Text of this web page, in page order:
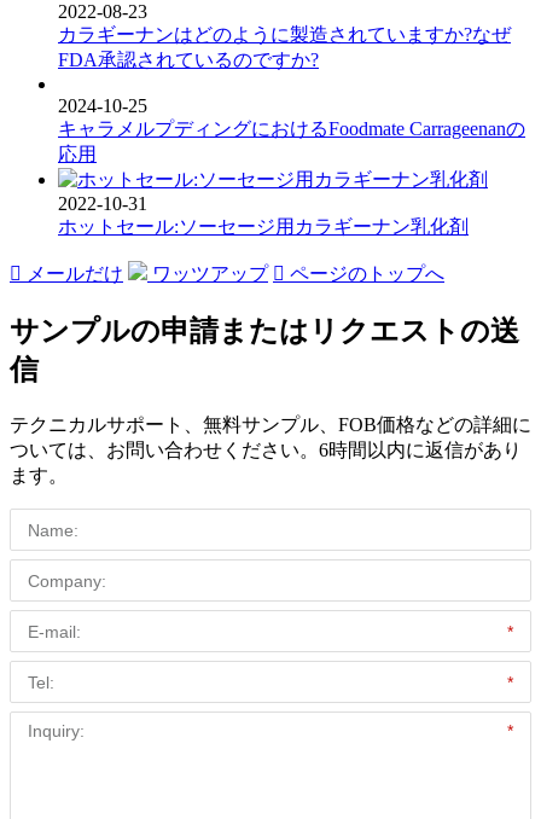
2022-08-23
カラギーナンはどのように製造されていますか?なぜ
FDA承認されているのですか?
2024-10-25
キャラメルプディングにおけるFoodmate Carrageenanの
応用
2022-10-31
ホットセール:ソーセージ用カラギーナン乳化剤
 メールだけ ワッツアップ  ページのトップへ
サンプルの申請またはリクエストの送
信
テクニカルサポート、無料サンプル、FOB価格などの詳細に
ついては、お問い合わせください。6時間以内に返信があり
ます。